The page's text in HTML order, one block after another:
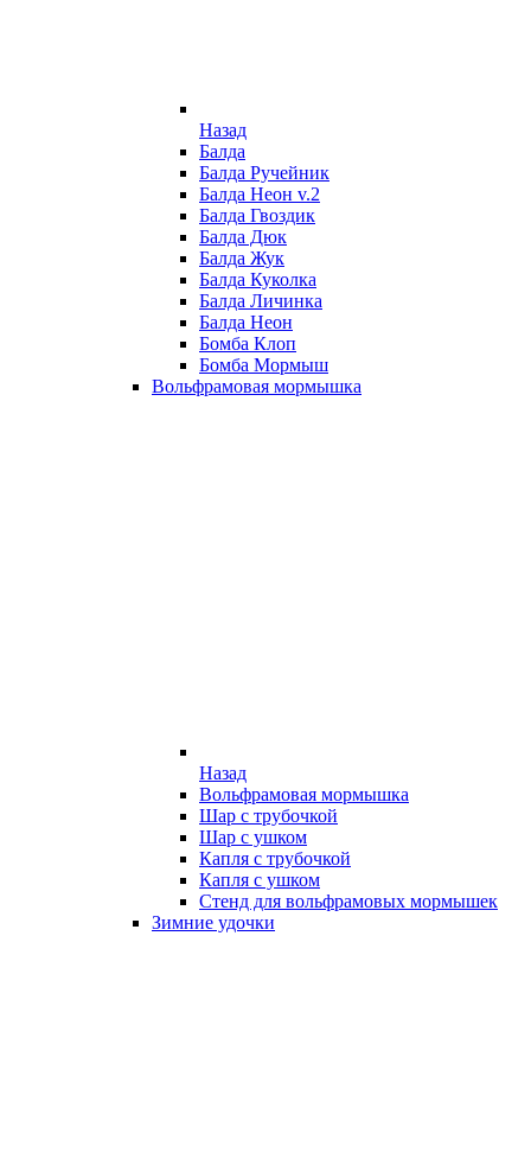
Назад
Балда
Балда Ручейник
Балда Неон v.2
Балда Гвоздик
Балда Дюк
Балда Жук
Балда Куколка
Балда Личинка
Балда Неон
Бомба Клоп
Бомба Мормыш
Вольфрамовая мормышка
Назад
Вольфрамовая мормышка
Шар с трубочкой
Шар с ушком
Капля с трубочкой
Капля с ушком
Стенд для вольфрамовых мормышек
Зимние удочки